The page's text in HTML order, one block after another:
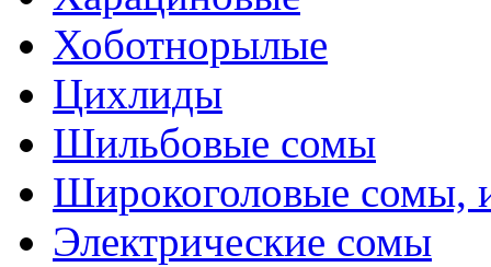
Хоботнорылые
Цихлиды
Шильбовые сомы
Широкоголовые сомы,
Электрические сомы